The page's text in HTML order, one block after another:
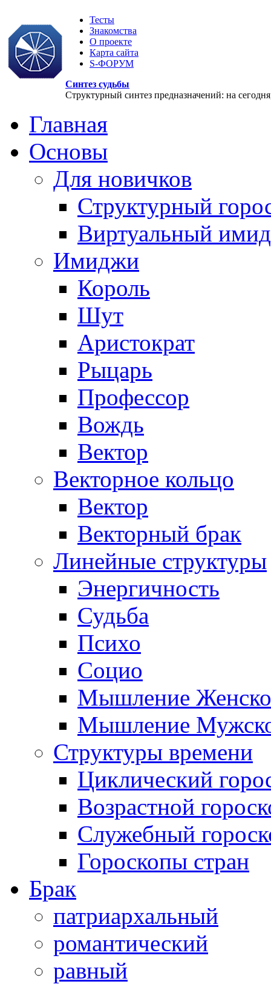
Тесты
Знакомства
О проекте
Карта сайта
S-ФОРУМ
Синтез судьбы
Структурный синтез предназначений: на
Главная
Основы
Для новичков
Структурный
Виртуальный
Имиджи
Король
Шут
Аристократ
Рыцарь
Профессор
Вождь
Вектор
Векторное кольцо
Вектор
Векторный брак
Линейные структуры
Энергичность
Судьба
Психо
Социо
Мышление
Мышление
Структуры времени
Циклический
Возрастной
Служебный
Гороскопы стран
Брак
патриархальный
романтический
равный